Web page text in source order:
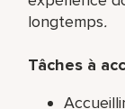
longtemps.
Tâches à